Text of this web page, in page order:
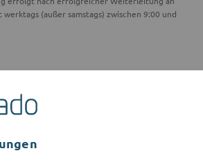
(außer samstags) zwischen 9:00 und
8:00 bis 17:00 Uhr für Sie erreichbar.